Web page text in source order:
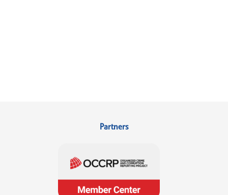
Partners